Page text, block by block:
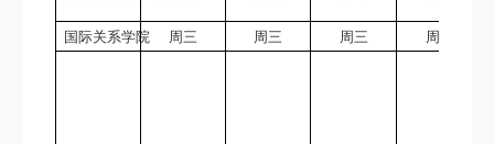
国际关系学院 周三 周三 周三 周三